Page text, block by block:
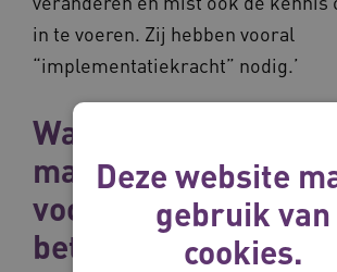
in te voeren. Zij hebben vooral
“implementatiekracht” nodig.’
Wat kan
voor deze
betekenen?
Deze website
gebruik van
cookies.